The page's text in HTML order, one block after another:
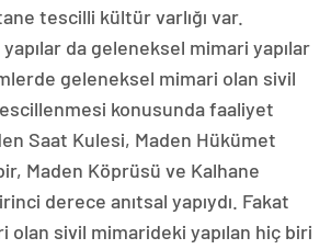
tescilli kültür varlığı var.
da geleneksel mimari yapılar
geleneksel mimari olan sivil
konusunda faaliyet
Saat Kulesi, Maden Hükümet
Maden Köprüsü ve Kalhane
derece anıtsal yapıydı. Fakat
olan sivil mimarideki yapılan hiç biri